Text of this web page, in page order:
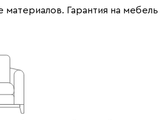
Гарантия на мебель